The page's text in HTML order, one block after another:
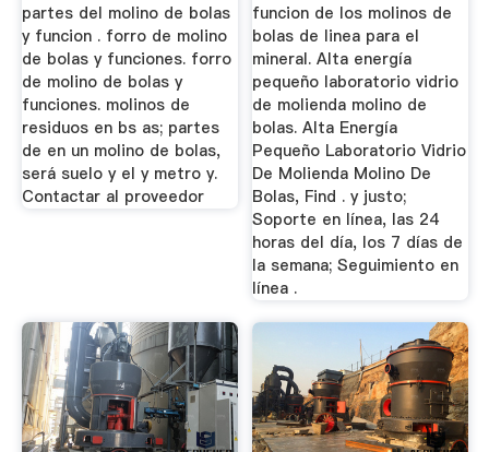
partes del molino de bolas
y funcion . forro de molino
de bolas y funciones. forro
de molino de bolas y
funciones. molinos de
residuos en bs as; partes
de en un molino de bolas,
será suelo y el y metro y.
Contactar al proveedor
funcion de los molinos de
bolas de linea para el
mineral. Alta energía
pequeño laboratorio vidrio
de molienda molino de
bolas. Alta Energía
Pequeño Laboratorio Vidrio
De Molienda Molino De
Bolas, Find . y justo;
Soporte en línea, las 24
horas del día, los 7 días de
la semana; Seguimiento en
línea .